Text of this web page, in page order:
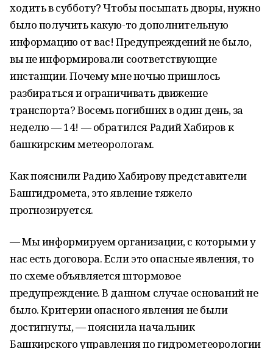
ходить в субботу? Чтобы посыпать дворы, нужно
было получить какую-то дополнительную
информацию от вас! Предупреждений не было,
вы не информировали соответствующие
инстанции. Почему мне ночью пришлось
разбираться и ограничивать движение
транспорта? Восемь погибших в один день, за
неделю — 14! — обратился Радий Хабиров к
башкирским метеорологам.
Как пояснили Радию Хабирову представители
Башгидромета, это явление тяжело
прогнозируется.
— Мы информируем организации, с которыми у
нас есть договора. Если это опасные явления, то
по схеме объявляется штормовое
предупреждение. В данном случае оснований не
было. Критерии опасного явления не были
достигнуты, — пояснила начальник
Башкирского управления по гидрометеорологии